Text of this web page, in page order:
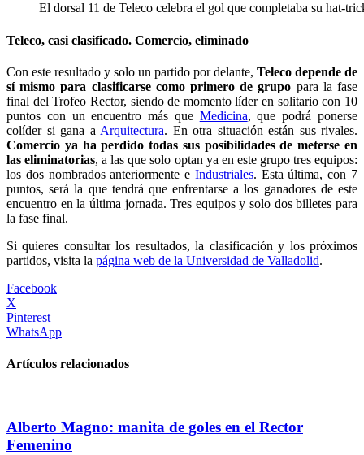
El dorsal 11 de Teleco celebra el gol que completaba su hat-
Teleco, casi clasificado. Comercio, eliminado
Con este resultado y solo un partido por delante, Teleco depende de
sí mismo para clasificarse como primero de grupo para la fase
final del Trofeo Rector, siendo de momento líder en solitario con 10
puntos con un encuentro más que Medicina, que podrá ponerse
colíder si gana a Arquitectura. En otra situación están sus rivales.
Comercio ya ha perdido todas sus posibilidades de meterse en
las eliminatorias, a las que solo optan ya en este grupo tres equipos:
los dos nombrados anteriormente e Industriales. Esta última, con 7
puntos, será la que tendrá que enfrentarse a los ganadores de este
encuentro en la última jornada. Tres equipos y solo dos billetes para
la fase final.
Si quieres consultar los resultados, la clasificación y los próximos
partidos, visita la página web de la Universidad de Valladolid.
Facebook
X
Pinterest
WhatsApp
Artículos relacionados
Alberto Magno: manita de goles en el Rector
Femenino